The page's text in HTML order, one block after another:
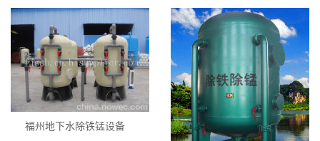
福州地下水除铁锰设备